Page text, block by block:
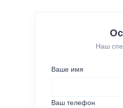
Наш
Ваше имя
Ваш телефон